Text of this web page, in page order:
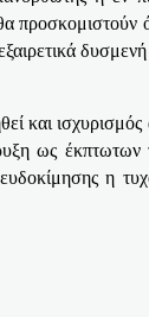
προσκομιστούν
και ισχυρισμός
ως
η